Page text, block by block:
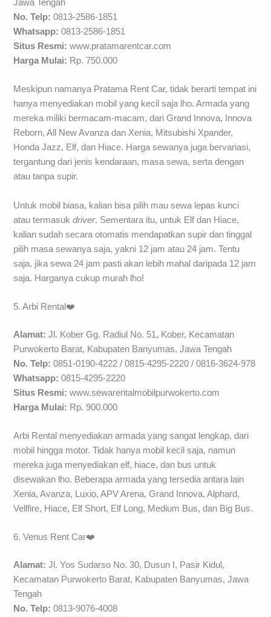
Jawa Tengah
No. Telp:0813-2586-1851
Whatsapp:0813-2586-1851
Situs Resmi:www.pratamarentcar.com
Harga Mulai: Rp. 750.000
Meskipun namanya Pratama Rent Car, tidak berarti tempat ini
hanya menyediakan mobil yang kecil saja lho. Armada yang
mereka miliki bermacam-macam, dari Grand Innova, Innova
Reborn, All New Avanza dan Xenia, Mitsubishi Xpander,
Honda Jazz, Elf, dan Hiace. Harga sewanya juga bervariasi,
tergantung dari jenis kendaraan, masa sewa, serta dengan
atau tanpa supir.
Untuk mobil biasa, kalian bisa pilih mau sewa lepas kunci
atau termasukdriver. Sementara itu, untuk Elf dan Hiace,
kalian sudah secara otomatis mendapatkan supir dan tinggal
pilih masa sewanya saja, yakni 12 jam atau 24 jam. Tentu
saja, jika sewa 24 jam pasti akan lebih mahal daripada 12 jam
saja. Harganya cukup murah lho!
5. Arbi Rental❤️
Alamat:Jl. Kober Gg. Radiul No. 51, Kober, Kecamatan
Purwokerto Barat, Kabupaten Banyumas, Jawa Tengah
No. Telp:0851-0190-4222 / 0815-4295-2220 / 0816-3624-978
Whatsapp:0815-4295-2220
Situs Resmi:www.sewarentalmobilpurwokerto.com
Harga Mulai: Rp. 900.000
Arbi Rental menyediakan armada yang sangat lengkap, dari
mobil hingga motor. Tidak hanya mobil kecil saja, namun
mereka juga menyediakan elf, hiace, dan bus untuk
disewakan lho. Beberapa armada yang tersedia antara lain
Xenia, Avanza, Luxio, APV Arena, Grand Innova, Alphard,
Vellfire, Hiace, Elf Short, Elf Long, Medium Bus, dan Big Bus.
6. Venus Rent Car❤️
Alamat:Jl. Yos Sudarso No. 30, Dusun I, Pasir Kidul,
Kecamatan Purwokerto Barat, Kabupaten Banyumas, Jawa
Tengah
No. Telp:0813-9076-4008